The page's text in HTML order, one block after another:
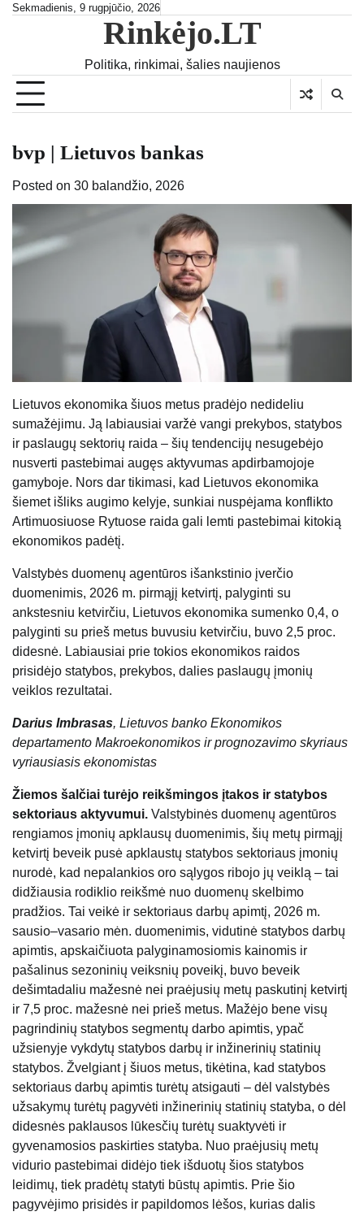
SkipSekmadienis, 9 rugpjūčio, 2026
Rinkėjo.LT
Politika, rinkimai, šalies naujienos
bvp | Lietuvos bankas
Posted on 30 balandžio, 2026
Lietuvos ekonomika šiuos metus pradėjo nedideliu
sumažėjimu. Ją labiausiai varžė vangi prekybos, statybos
ir paslaugų sektorių raida – šių tendencijų nesugebėjo
nusverti pastebimai augęs aktyvumas apdirbamojoje
gamyboje. Nors dar tikimasi, kad Lietuvos ekonomika
šiemet išliks augimo kelyje, sunkiai nuspėjama konflikto
Artimuosiuose Rytuose raida gali lemti pastebimai kitokią
ekonomikos padėtį.
Valstybės duomenų agentūros išankstinio įverčio
duomenimis, 2026 m. pirmąjį ketvirtį, palyginti su
ankstesniu ketvirčiu, Lietuvos ekonomika sumenko 0,4, o
palyginti su prieš metus buvusiu ketvirčiu, buvo 2,5 proc.
didesnė. Labiausiai prie tokios ekonomikos raidos
prisidėjo statybos, prekybos, dalies paslaugų įmonių
veiklos rezultatai.
Darius Imbrasas, Lietuvos banko Ekonomikos
departamento Makroekonomikos ir prognozavimo skyriaus
vyriausiasis ekonomistas
Žiemos šalčiai turėjo reikšmingos įtakos ir statybos
sektoriaus aktyvumui. Valstybinės duomenų agentūros
rengiamos įmonių apklausų duomenimis, šių metų pirmąjį
ketvirtį beveik pusė apklaustų statybos sektoriaus įmonių
nurodė, kad nepalankios oro sąlygos ribojo jų veiklą – tai
didžiausia rodiklio reikšmė nuo duomenų skelbimo
pradžios. Tai veikė ir sektoriaus darbų apimtį, 2026 m.
sausio–vasario mėn. duomenimis, vidutinė statybos darbų
apimtis, apskaičiuota palyginamosiomis kainomis ir
pašalinus sezoninių veiksnių poveikį, buvo beveik
dešimtadaliu mažesnė nei praėjusių metų paskutinį ketvirtį
ir 7,5 proc. mažesnė nei prieš metus. Mažėjo bene visų
pagrindinių statybos segmentų darbo apimtis, ypač
užsienyje vykdytų statybos darbų ir inžinerinių statinių
statybos. Žvelgiant į šiuos metus, tikėtina, kad statybos
sektoriaus darbų apimtis turėtų atsigauti – dėl valstybės
užsakymų turėtų pagyvėti inžinerinių statinių statyba, o dėl
didesnės paklausos lūkesčių turėtų suaktyvėti ir
gyvenamosios paskirties statyba. Nuo praėjusių metų
vidurio pastebimai didėjo tiek išduotų šios statybos
leidimų, tiek pradėtų statyti būstų apimtis. Prie šio
pagyvėjimo prisidės ir papildomos lėšos, kurias dalis